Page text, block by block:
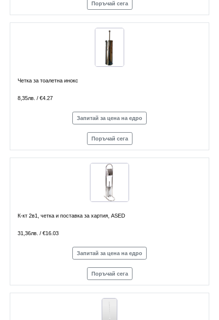
Поръчай сега
Четка за тоалетна инокс
8,35лв. / €4.27
Запитай за цена на едро
Поръчай сега
К-кт 2в1, четка и поставка за хартия, ASED
31,36лв. / €16.03
Запитай за цена на едро
Поръчай сега